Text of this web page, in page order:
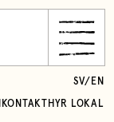
KONTAKT HYR LOKAL
SV/ EN